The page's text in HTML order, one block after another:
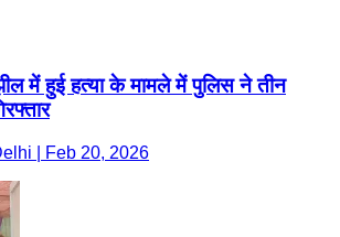
में हुई हत्या के मामले में पुलिस ने तीन
| Feb 20, 2026